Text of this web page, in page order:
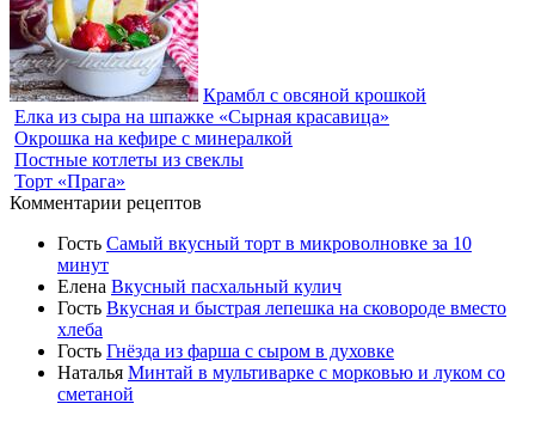
Крамбл с овсяной крошкой
Елка из сыра на шпажке «Сырная красавица»
Окрошка на кефире с минералкой
Постные котлеты из свеклы
Торт «Прага»
Комментарии рецептов
Гость Самый вкусный торт в микроволновке за 10
минут
Елена Вкусный пасхальный кулич
Гость Вкусная и быстрая лепешка на сковороде вместо
хлеба
Гость Гнёзда из фарша с сыром в духовке
Наталья Минтай в мультиварке с морковью и луком со
сметаной